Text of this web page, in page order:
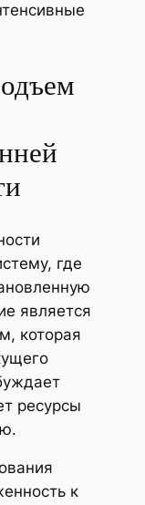
где
является
которая
ресурсы
к